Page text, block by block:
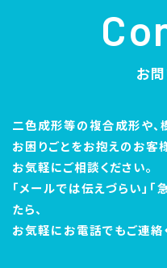
お
二色成形等の複合成形や、
お困りごとをお抱えのお客
お気軽にご相談ください。
「メールでは伝えづらい」
たら、
お気軽にお電話でもご連絡